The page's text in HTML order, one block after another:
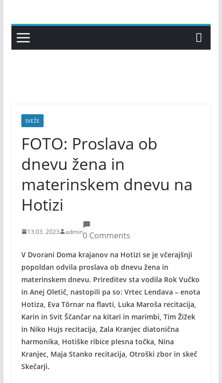
content
SVEŽE
FOTO: Proslava ob
dnevu žena in
materinskem dnevu na
Hotizi
13.03. 2023 admin0 Comments
V Dvorani Doma krajanov na Hotizi se je včerajšnji
popoldan odvila proslava ob dnevu žena in
materinskem dnevu. Prireditev sta vodila Rok Vučko
in Anej Oletič, nastopili pa so: Vrtec Lendava – enota
Hotiza, Eva Törnar na flavti, Luka Maroša recitacija,
Karin in Svit Ščančar na kitari in marimbi, Tim Žižek
in Niko Hujs recitacija, Zala Kranjec diatonična
harmonika, Hotiške ribice plesna točka, Nina
Kranjec, Maja Stanko recitacija, Otroški zbor in skeč
Skečarji.